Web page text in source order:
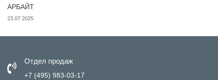
АРБАЙТ
23.07.2025
Отдел продаж
+7 (495) 983-03-17